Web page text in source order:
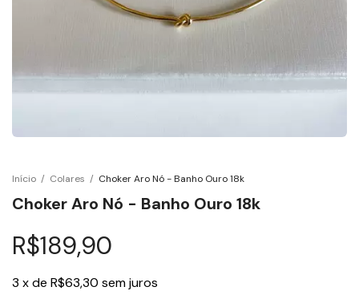
Início / Colares / Choker Aro Nó - Banho Ouro 18k
Choker Aro Nó - Banho Ouro 18k
R$189,90
3 xde R$63,30 sem juros